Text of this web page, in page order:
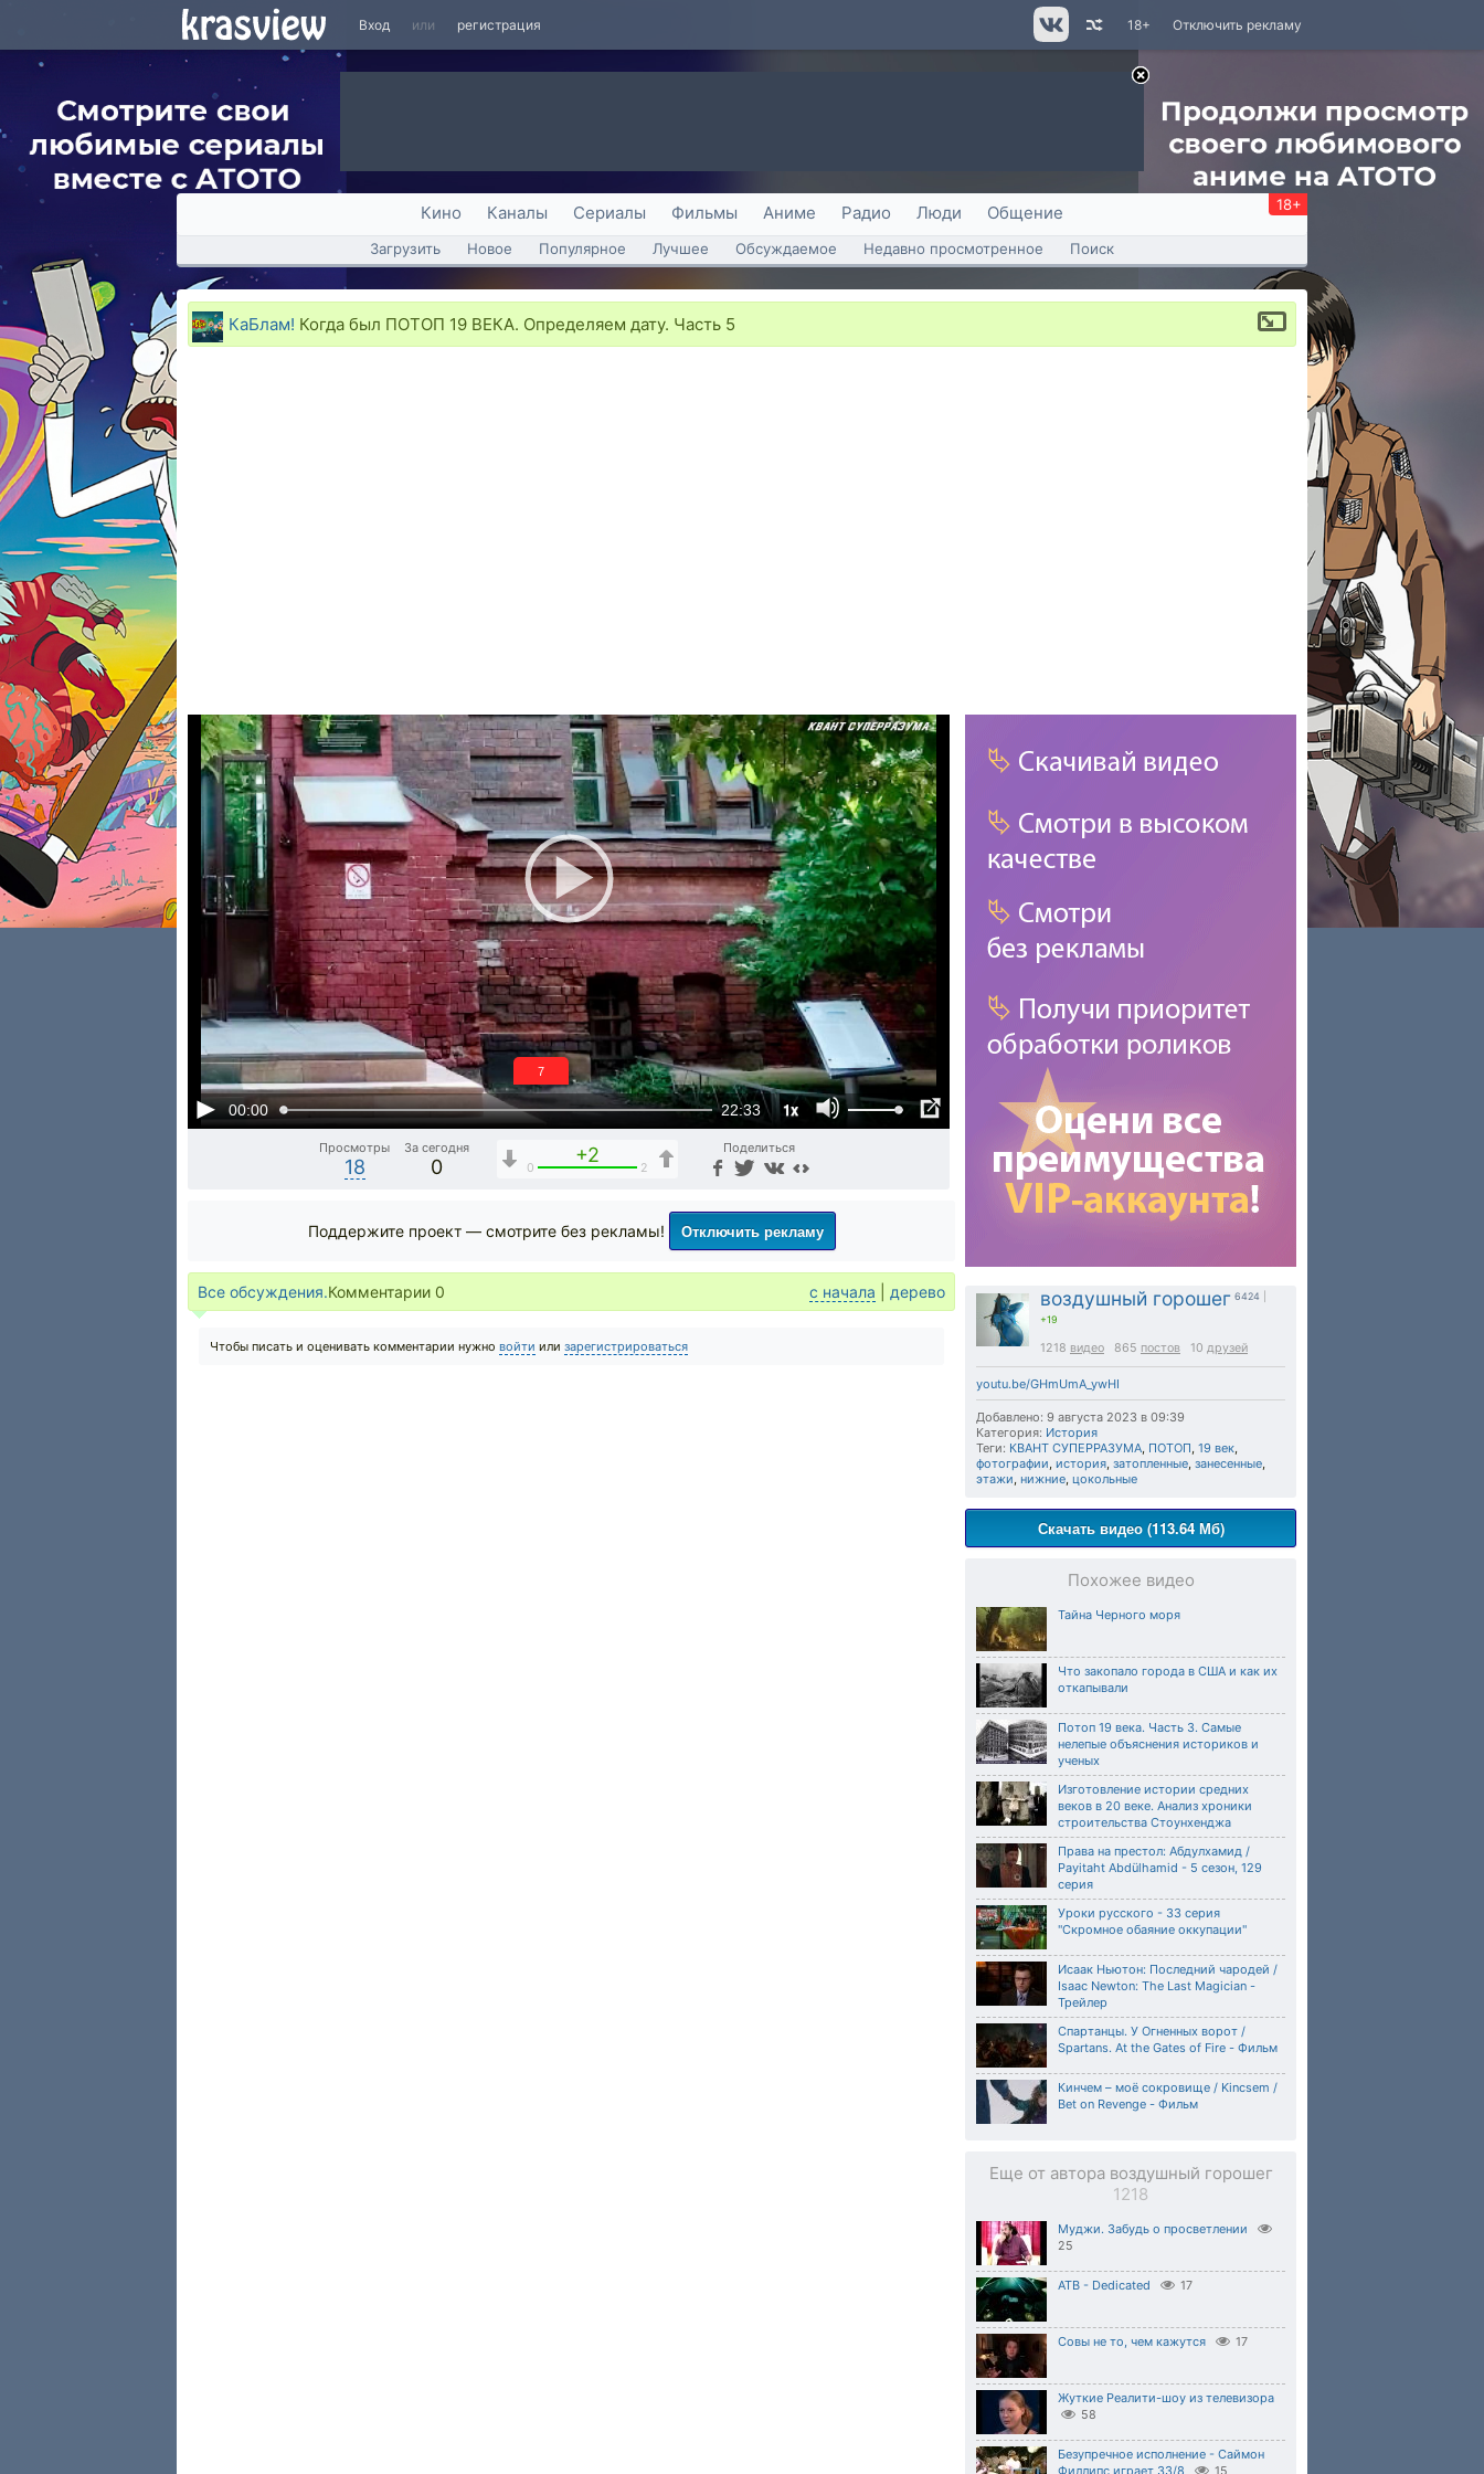
Вход или регистрация Отключить рекламу
18+
Кино Каналы Сериалы Фильмы Аниме Радио Люди Общение 18+
Загрузить Новое Популярное Лучшее Обсуждаемое Недавно просмотренное Поиск
КаБлам! Когда был ПОТОП 19 ВЕКА. Определяем дату. Часть 5
00:00 22:33 1x
6
Просмотры
18
За сегодня
0
+2
0 2
Поделиться
воздушный горошег 6424
+19
1218 видео 865 постов 10 друзей
youtu.be/GHmUmA_ywHI
Добавлено: 9 августа 2023 в 09:39
Категория: История
Теги: КВАНТ СУПЕРРАЗУМА, ПОТОП, 19 век,
фотографии, история, затопленные, занесенные,
этажи, нижние, цокольные
Скачать видео (113.64 Мб)
Похожее видео
Тайна Черного моря
Что закопало города в США и как их
откапывали
Потоп 19 века. Часть 3. Самые
нелепые объяснения историков и
ученых
Изготовление истории средних
веков в 20 веке. Анализ хроники
строительства Стоунхенджа
Права на престол: Абдулхамид /
Payitaht Abdülhamid - 5 сезон, 129
серия
Уроки русского - 33 серия
"Скромное обаяние оккупации"
Исаак Ньютон: Последний чародей /
Isaac Newton: The Last Magician -
Трейлер
Спартанцы. У Огненных ворот /
Spartans. At the Gates of Fire - Фильм
Кинчем – моё сокровище / Kincsem /
Bet on Revenge - Фильм
Еще от автора воздушный горошег
1218
Муджи. Забудь о просветлении
25
ATB - Dedicated 17
Совы не то, чем кажутся 17
Жуткие Реалити-шоу из телевизора
58
Безупречное исполнение - Саймон
Филлипс играет 33/8
Поддержите проект — смотрите без рекламы! Отключить рекламу
Все обсуждения.Комментарии 0 с начала дерево
Чтобы писать и оценивать комментарии нужно войти или зарегистрироваться